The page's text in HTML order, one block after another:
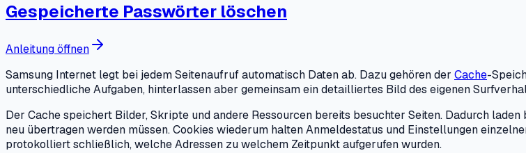
Gespeicherte Passwörter löschen
Anleitung öffnen
Samsung Internet legt bei jedem Seitenaufruf automatisch Daten ab. Dazu gehören der Cache-
unterschiedliche Aufgaben, hinterlassen aber gemeinsam ein detailliertes Bild des eigenen
Der Cache speichert Bilder, Skripte und andere Ressourcen bereits besuchter Seiten. Dadurch
neu übertragen werden müssen. Cookies wiederum halten Anmeldestatus und Einstellungen
protokolliert schließlich, welche Adressen zu welchem Zeitpunkt aufgerufen wurden.